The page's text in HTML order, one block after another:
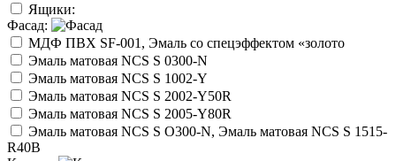
Ящики:
Фасад:
МДФ ПВХ SF-001, Эмаль со спецэффектом «золото
Эмаль матовая NCS S 0300-N
Эмаль матовая NCS S 1002-Y
Эмаль матовая NCS S 2002-Y50R
Эмаль матовая NCS S 2005-Y80R
Эмаль матовая NCS S O300-N, Эмаль матовая NCS S 1515-
R40B